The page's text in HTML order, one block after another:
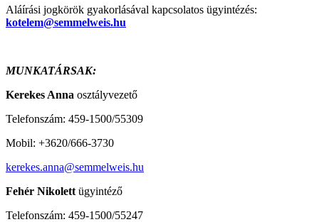
Aláírási jogkörök gyakorlásával kapcsolatos ügyintézés:
kotelem@semmelweis.hu
MUNKATÁRSAK:
Kerekes Anna osztályvezető
Telefonszám: 459-1500/55309
Mobil: +3620/666-3730
kerekes.anna@semmelweis.hu
Fehér Nikolett ügyintéző
Telefonszám: 459-1500/55247